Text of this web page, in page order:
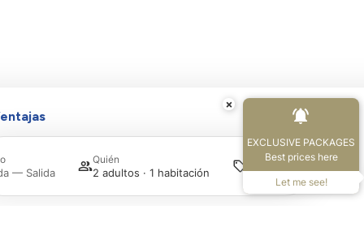
— Salida
Quién
2 adultos · 1 habitación
Promoción
×
EXCLUSIVE PACKAGES
Best prices here
Let me see!